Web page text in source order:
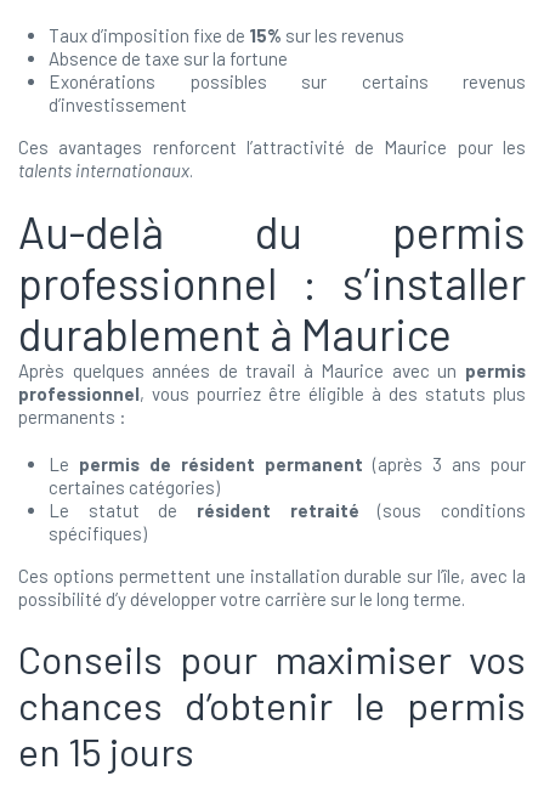
Taux d’imposition fixe de 15% sur les revenus
Absence de taxe sur la fortune
Exonérations possibles sur certains revenus
d’investissement
Ces avantages renforcent l’attractivité de Maurice pour les
talents internationaux.
Au-delà du permis
professionnel : s’installer
durablement à Maurice
Après quelques années de travail à Maurice avec un permis
professionnel, vous pourriez être éligible à des statuts plus
permanents :
Le permis de résident permanent (après 3 ans pour
certaines catégories)
Le statut de résident retraité (sous conditions
spécifiques)
Ces options permettent une installation durable sur l’île, avec la
possibilité d’y développer votre carrière sur le long terme.
Conseils pour maximiser vos
chances d’obtenir le permis
en 15 jours